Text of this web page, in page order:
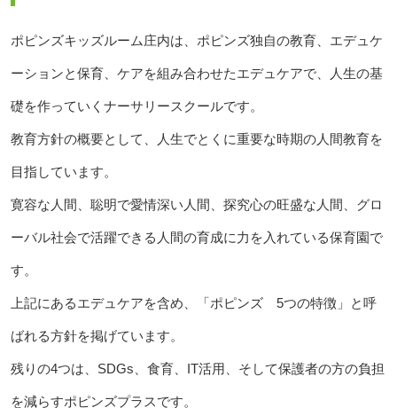
ポピンズキッズルーム庄内は、ポピンズ独自の教育、エデュケ
ーションと保育、ケアを組み合わせたエデュケアで、人生の基
礎を作っていくナーサリースクールです。
教育方針の概要として、人生でとくに重要な時期の人間教育を
目指しています。
寛容な人間、聡明で愛情深い人間、探究心の旺盛な人間、グロ
ーバル社会で活躍できる人間の育成に力を入れている保育園で
す。
上記にあるエデュケアを含め、「ポピンズ 5つの特徴」と呼
ばれる方針を掲げています。
残りの4つは、SDGs、食育、IT活用、そして保護者の方の負担
を減らすポピンズプラスです。